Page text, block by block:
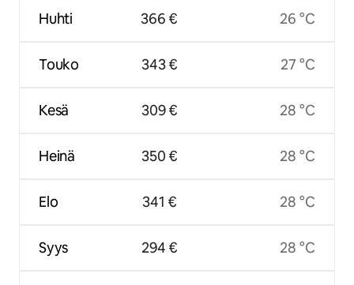
Huhti
Touko
Kesä
Heinä
Elo
Syys
366 €
343 €
309 €
350 €
341 €
294 €
26 °C
27 °C
28 °C
28 °C
28 °C
28 °C